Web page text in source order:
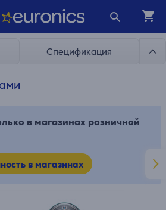
Спецификация
в магазинах розничной
в магазинах